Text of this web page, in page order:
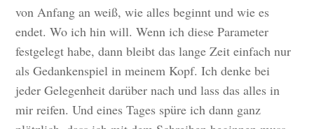
von Anfang an weiß, wie alles beginnt und wie es
endet. Wo ich hin will. Wenn ich diese Parameter
festgelegt habe, dann bleibt das lange Zeit einfach nur
als Gedankenspiel in meinem Kopf. Ich denke bei
jeder Gelegenheit darüber nach und lass das alles in
mir reifen. Und eines Tages spüre ich dann ganz